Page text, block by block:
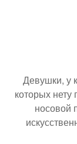
Девушки, у
которых нету
носовой